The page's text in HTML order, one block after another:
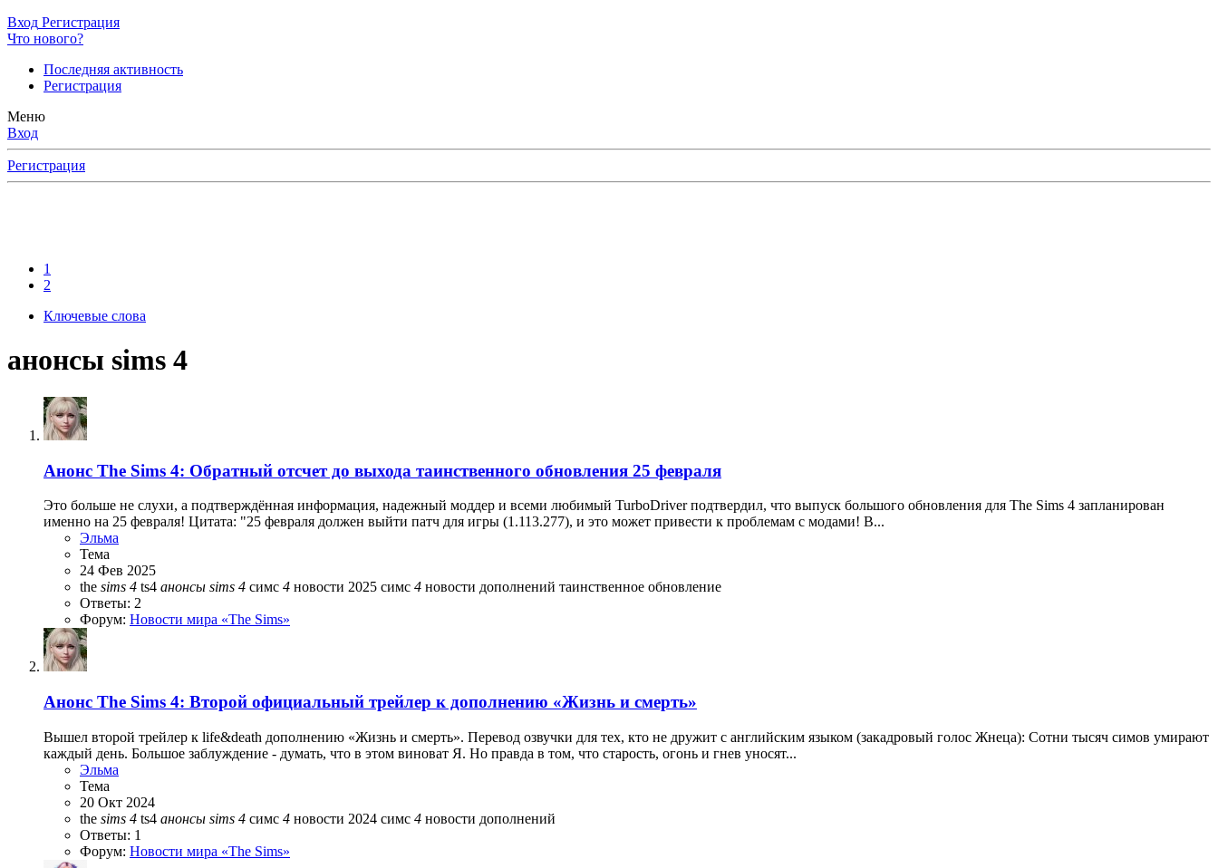
Вход Регистрация
Что нового?
Последняя активность
Регистрация
Меню
Вход
Регистрация
1
2
Ключевые слова
анонсы sims 4
Анонс The Sims 4: Обратный отсчет до выхода таинственного обновления 25 февраля
Это больше не слухи, а подтверждённая информация, надежный моддер и всеми любимый TurboDriver подтвердил, что выпуск большого обновления для The Sims 4 запланирован
именно на 25 февраля! Цитата: "25 февраля должен выйти патч для игры (1.113.277), и это может привести к проблемам с модами! В...
Эльма
Тема
24 Фев 2025
the sims 4 ts4 анонсы sims 4 симс 4 новости 2025 симс 4 новости дополнений таинственное обновление
Ответы: 2
Форум: Новости мира «The Sims»
Анонс The Sims 4: Второй официальный трейлер к дополнению «Жизнь и смерть»
Вышел второй трейлер к life&death дополнению «Жизнь и смерть». Перевод озвучки для тех, кто не дружит с английским языком (закадровый голос Жнеца): Сотни тысяч симов умирают
каждый день. Большое заблуждение - думать, что в этом виноват Я. Но правда в том, что старость, огонь и гнев уносят...
Эльма
Тема
20 Окт 2024
the sims 4 ts4 анонсы sims 4 симс 4 новости 2024 симс 4 новости дополнений
Ответы: 1
Форум: Новости мира «The Sims»